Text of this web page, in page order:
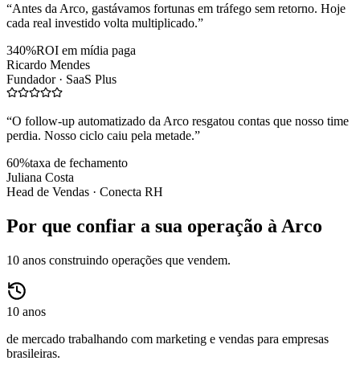
“Antes da Arco, gastávamos fortunas em tráfego sem retorno. Hoje
cada real investido volta multiplicado.”
340%ROI em mídia paga
Ricardo Mendes
Fundador · SaaS Plus
“O follow-up automatizado da Arco resgatou contas que nosso time
perdia. Nosso ciclo caiu pela metade.”
60%taxa de fechamento
Juliana Costa
Head de Vendas · Conecta RH
Por que confiar a sua operação à Arco
10 anos construindo operações que vendem.
10 anos
de mercado trabalhando com marketing e vendas para empresas
brasileiras.